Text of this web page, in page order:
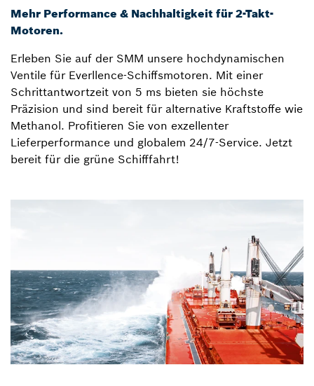
Mehr Performance & Nachhaltigkeit für 2-Takt-
Motoren.
Erleben Sie auf der SMM unsere hochdynamischen
Ventile für Everllence-Schiffsmotoren. Mit einer
Schrittantwortzeit von 5 ms bieten sie höchste
Präzision und sind bereit für alternative Kraftstoffe wie
Methanol. Profitieren Sie von exzellenter
Lieferperformance und globalem 24/7-Service. Jetzt
bereit für die grüne Schifffahrt!